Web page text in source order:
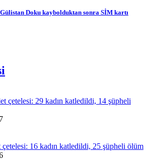
Doku kaybolduktan sonra SİM kartı
çetelesi: 29 kadın katledildi, 14 şüpheli
çetelesi: 16 kadın katledildi, 25 şüpheli ölüm